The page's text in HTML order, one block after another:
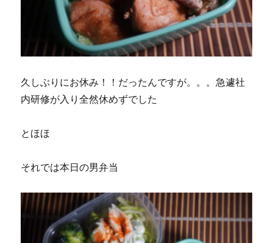
久しぶりにお休み！！だったんですが。。。急遽社
内研修が入り全然休めずでした
とほほ
それでは本日の男弁当